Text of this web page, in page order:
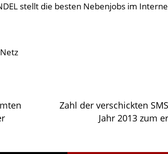
stellt die besten Nebenjobs im
Zahl der verschickten
Jahr 2013 zum